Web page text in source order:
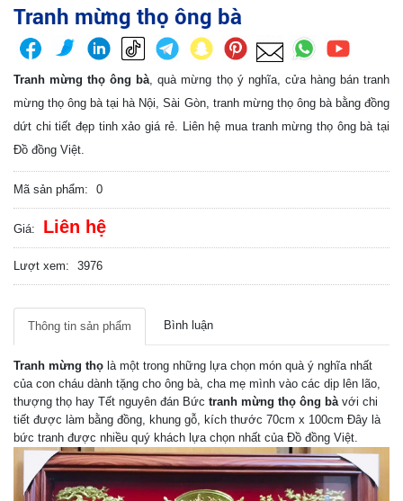
Tranh mừng thọ ông bà
Tranh mừng thọ ông bà, quà mừng thọ ý nghĩa, cửa hàng bán tranh
mừng thọ ông bà tại hà Nội, Sài Gòn, tranh mừng thọ ông bà bằng đồng
dứt chi tiết đẹp tinh xảo giá rẻ. Liên hệ mua tranh mừng thọ ông bà tại
Đồ đồng Việt.
Mã sản phẩm: 0
Giá: Liên hệ
Lượt xem: 3976
Thông tin sản phẩm Bình luận
Tranh mừng thọ là một trong những lựa chọn món quà ý nghĩa nhất
của con cháu dành tặng cho ông bà, cha mẹ mình vào các dịp lên lão,
thượng thọ hay Tết nguyên đán Bức tranh mừng thọ ông bàvới chi
tiết được làm bằng đồng, khung gỗ, kích thước 70cm x 100cm Đây là
bức tranh được nhiều quý khách lựa chọn nhất của Đồ đồng Việt.